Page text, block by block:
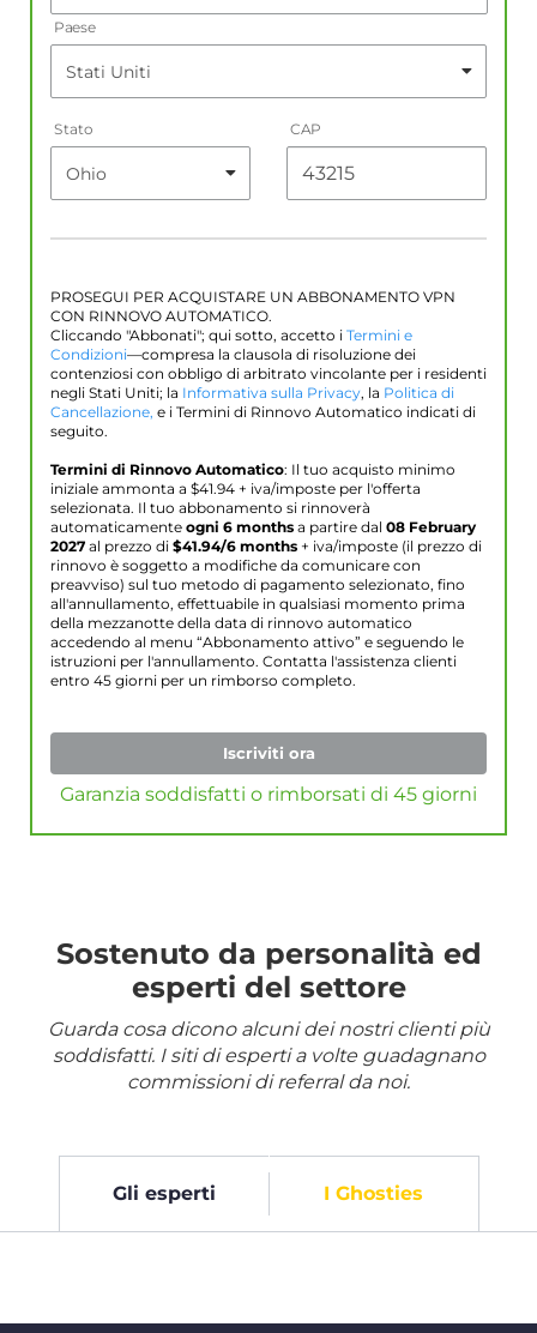
Paese
Stato CAP
PROSEGUI PER ACQUISTARE UN ABBONAMENTO VPN
CON RINNOVO AUTOMATICO.
Cliccando "Abbonati"; qui sotto, accetto i Termini e
Condizioni—compresa la clausola di risoluzione dei
contenziosi con obbligo di arbitrato vincolante per i residenti
negli Stati Uniti; la Informativa sulla Privacy, la Politica di
Cancellazione, e i Termini di Rinnovo Automatico indicati di
seguito.
Termini di Rinnovo Automatico: Il tuo acquisto minimo
iniziale ammonta a $41.94 + iva/imposte per l'offerta
selezionata. Il tuo abbonamento si rinnoverà
automaticamente ogni 6 months a partire dal 08 February
2027 al prezzo di $41.94/6 months + iva/imposte (il prezzo di
rinnovo è soggetto a modifiche da comunicare con
preavviso) sul tuo metodo di pagamento selezionato, fino
all'annullamento, effettuabile in qualsiasi momento prima
della mezzanotte della data di rinnovo automatico
accedendo al menu “Abbonamento attivo” e seguendo le
istruzioni per l'annullamento. Contatta l'assistenza clienti
entro 45 giorni per un rimborso completo.
Iscriviti ora
Garanzia soddisfatti o rimborsati di 45 giorni
Sostenuto da personalità ed
esperti del settore
Guarda cosa dicono alcuni dei nostri clienti più
soddisfatti. I siti di esperti a volte guadagnano
commissioni di referral da noi.
Gli esperti I Ghosties